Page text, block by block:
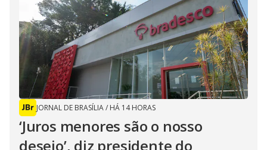
JORNAL DE BRASÍLIA/ HÁ 14 HORAS
‘Juros menores são o nosso
desejo’, diz presidente do